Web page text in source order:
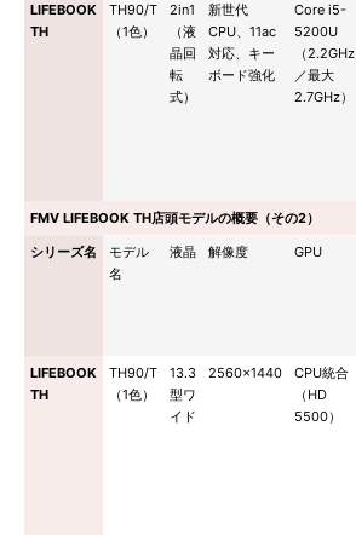
LIFEBOOK
TH
TH90/T
（1色）
2in1
（液
晶回
転
式）
新世代
CPU、11ac
対応、キー
ボード強化
Core i5-
5200U
（2.2GHz
／最大
2.7GHz）
FMV LIFEBOOK TH店頭モデルの概要（その2）
シリーズ名
モデル
名
液晶 解像度 GPU
LIFEBOOK
TH
TH90/T
（1色）
13.3
型ワ
イド
2560×1440
CPU統合
（HD
5500）